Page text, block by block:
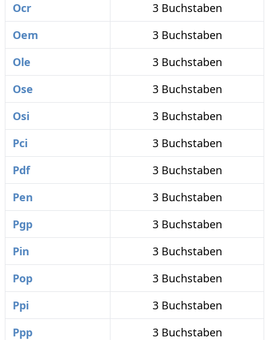
Ocr
3 Buchstaben
Oem
3 Buchstaben
Ole
3 Buchstaben
Ose
3 Buchstaben
Osi
3 Buchstaben
Pci
3 Buchstaben
Pdf
3 Buchstaben
Pen
3 Buchstaben
Pgp
3 Buchstaben
Pin
3 Buchstaben
Pop
3 Buchstaben
Ppi
3 Buchstaben
Ppp
3 Buchstaben